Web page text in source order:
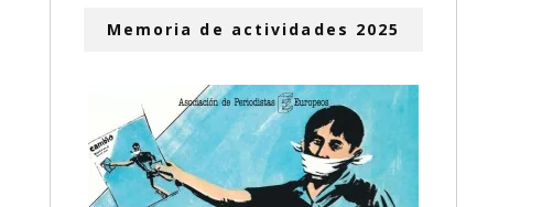
Memoria de actividades 2025